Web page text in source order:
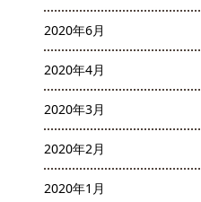
2020年6月
2020年4月
2020年3月
2020年2月
2020年1月